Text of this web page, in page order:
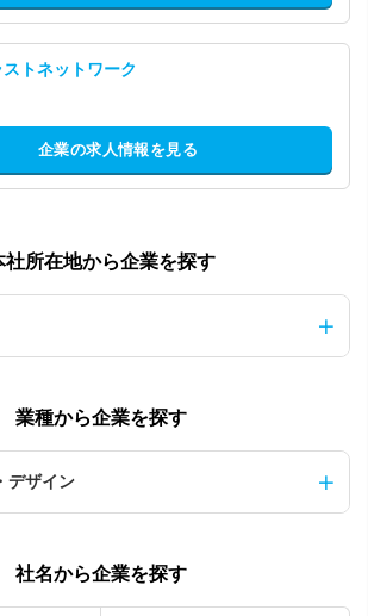
トネットワーク
企業の求人情報を見る
社所在地から企業を探す
業種から企業を探す
デザイン
社名から企業を探す